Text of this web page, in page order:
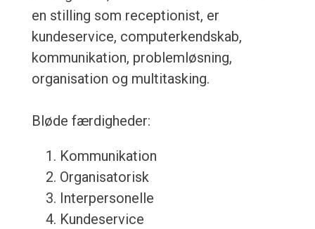
en stilling som receptionist, er
kundeservice, computerkendskab,
kommunikation, problemløsning,
organisation og multitasking.
Bløde færdigheder:
Kommunikation
Organisatorisk
Interpersonelle
Kundeservice